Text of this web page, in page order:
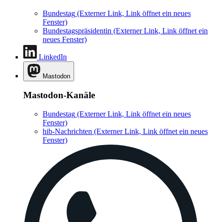
Bundestag (Externer Link, Link öffnet ein neues
Fenster)
Bundestagspräsidentin (Externer Link, Link öffnet ein
neues Fenster)
LinkedIn
Mastodon
Mastodon-Kanäle
Bundestag (Externer Link, Link öffnet ein neues
Fenster)
hib-Nachrichten (Externer Link, Link öffnet ein neues
Fenster)